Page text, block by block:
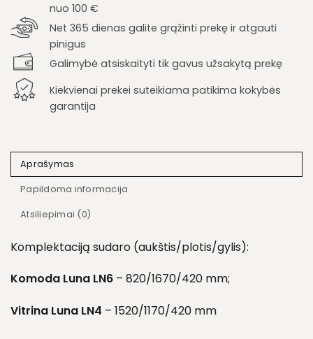
nuo 100 €
Net 365 dienas galite grąžinti prekę ir atgauti
pinigus
Galimybė atsiskaityti tik gavus užsakytą prekę
Kiekvienai prekei suteikiama patikima kokybės
garantija
Aprašymas
Papildoma informacija
Atsiliepimai (0)
Komplektaciją sudaro (aukštis/plotis/gylis):
Komoda Luna LN6 – 820/1670/420 mm;
Vitrina Luna LN4 – 1520/1170/420 mm